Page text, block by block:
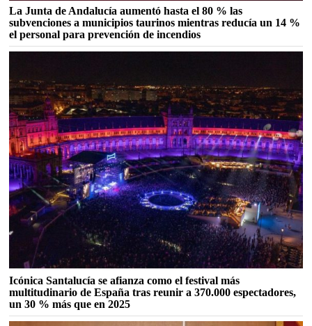
La Junta de Andalucía aumentó hasta el 80 % las
subvenciones a municipios taurinos mientras reducía un 14 %
el personal para prevención de incendios
Icónica Santalucía se afianza como el festival más
multitudinario de España tras reunir a 370.000 espectadores,
un 30 % más que en 2025